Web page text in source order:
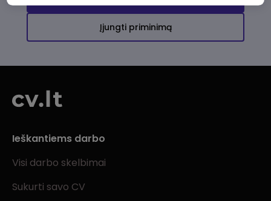
Įjungti priminimą
Ieškantiems darbo
Visi darbo skelbimai
Sukurti savo CV